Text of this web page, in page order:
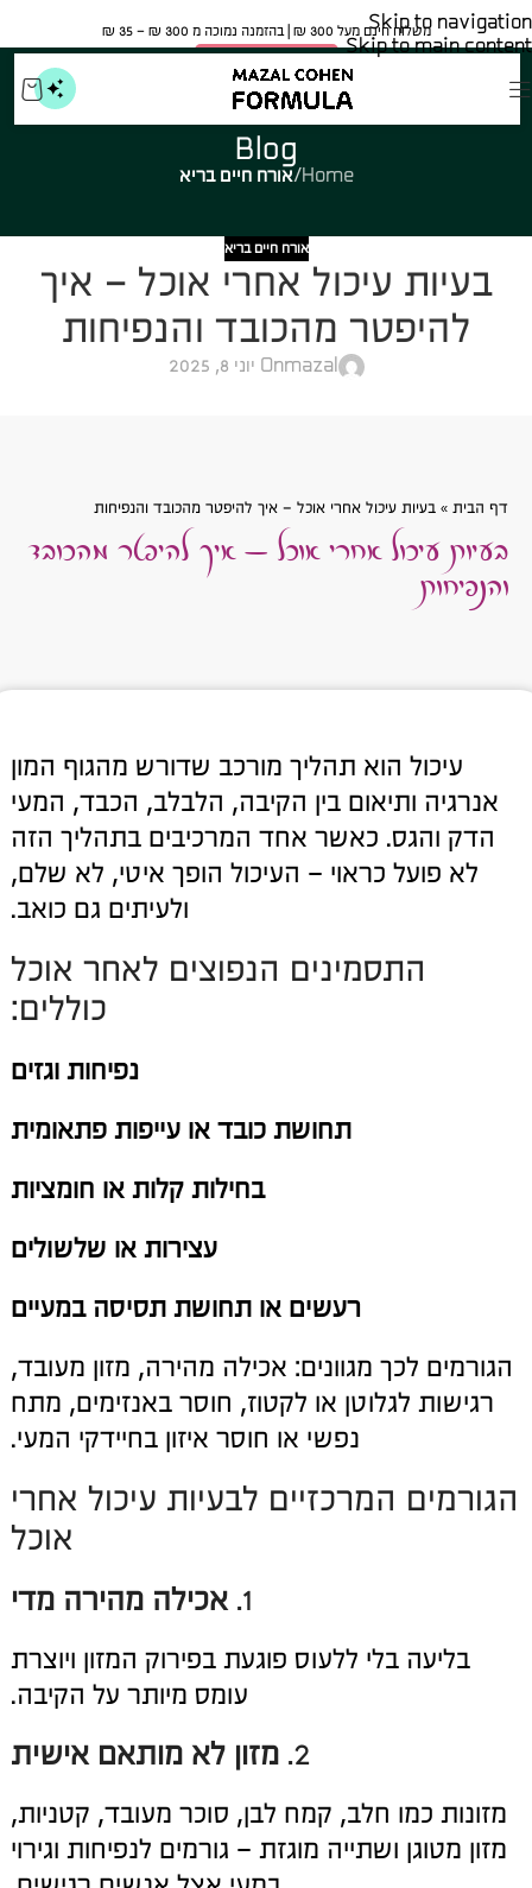
Skip to navigation
Skip to main content
משלוח חינם מעל 300 ₪ | בהזמנה נמוכה מ 300 ₪ – 35 ₪​
🍀 אישור משרד הבריאות
Blog
Home
/אורח חיים בריא
אורח חיים בריא
בעיות עיכול אחרי אוכל – איך
להיפטר מהכובד והנפיחות
mazalOn יוני 8, 2025
דף הבית » בעיות עיכול אחרי אוכל – איך להיפטר מהכובד והנפיחות
בעיות עיכול אחרי אוכל – איך להיפטר מהכובד
והנפיחות
עיכול הוא תהליך מורכב שדורש מהגוף המון
אנרגיה ותיאום בין הקיבה, הלבלב, הכבד, המעי
הדק והגס. כאשר אחד המרכיבים בתהליך הזה
לא פועל כראוי – העיכול הופך איטי, לא שלם,
ולעיתים גם כואב.
התסמינים הנפוצים לאחר אוכל
כוללים:
נפיחות וגזים
תחושת כובד או עייפות פתאומית
בחילות קלות או חומציות
עצירות או שלשולים
רעשים או תחושת תסיסה במעיים
הגורמים לכך מגוונים: אכילה מהירה, מזון מעובד,
רגישות לגלוטן או לקטוז, חוסר באנזימים, מתח
נפשי או חוסר איזון בחיידקי המעי.
הגורמים המרכזיים לבעיות עיכול אחרי
אוכל
1. אכילה מהירה מדי
בליעה בלי ללעוס פוגעת בפירוק המזון ויוצרת
עומס מיותר על הקיבה.
2. מזון לא מותאם אישית
מזונות כמו חלב, קמח לבן, סוכר מעובד, קטניות,
מזון מטוגן ושתייה מוגזת – גורמים לנפיחות וגירוי